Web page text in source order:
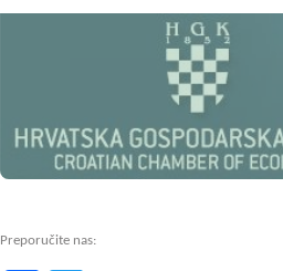
Preporučite nas: